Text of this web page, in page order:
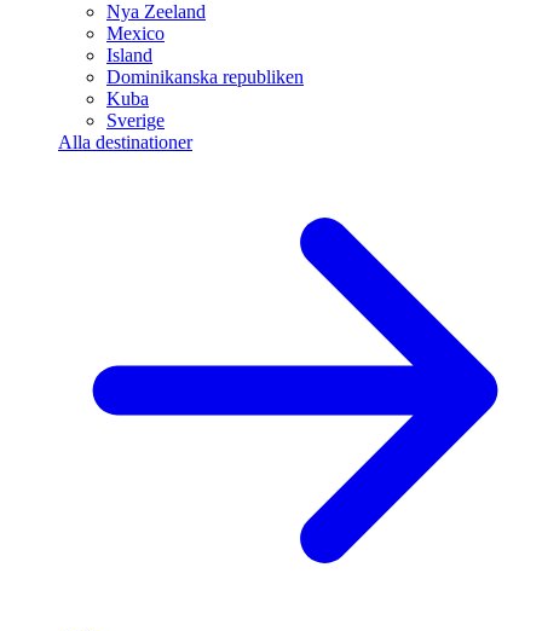
Nya Zeeland
Mexico
Island
Dominikanska republiken
Kuba
Sverige
Alla destinationer